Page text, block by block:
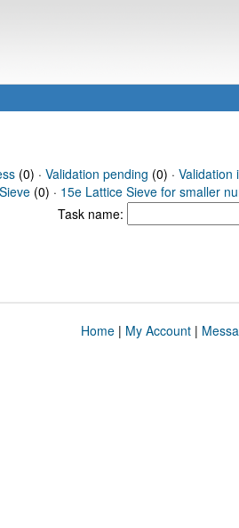
(0) · Validation pending (0) · Validation
(0) · 15e Lattice Sieve for smaller
Task name:
Home| My Account|